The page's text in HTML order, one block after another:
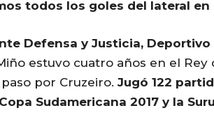
todos los goles del lateral en
Defensa y Justicia,
estuvo cuatro años en el Rey
por Cruzeiro. Jugó 122
Sudamericana 2017 y la